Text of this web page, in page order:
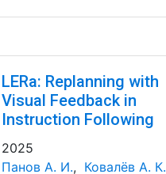
LERa: Replanning with
Visual Feedback in
Instruction Following
2025
Панов А. И., Ковалёв А. К.